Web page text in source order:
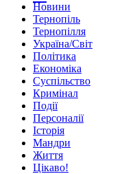
Новини
Тернопіль
Тернопілля
Україна/Світ
Політика
Економіка
Суспільство
Кримінал
Події
Персоналії
Історія
Мандри
Життя
Цікаво!